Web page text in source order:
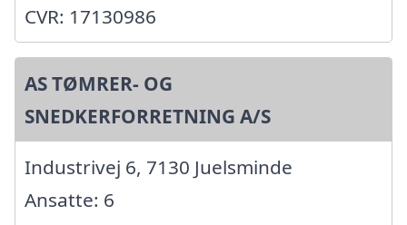
CVR: 17130986
AS TØMRER- OG
SNEDKERFORRETNING A/S
Industrivej 6, 7130 Juelsminde
Ansatte: 6